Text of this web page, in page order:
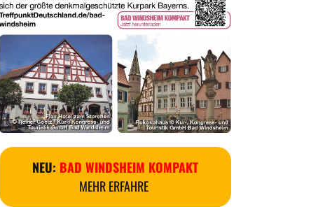
NEU: BAD WINDSHEIM KOMPAKT
MEHR ERFAHRE